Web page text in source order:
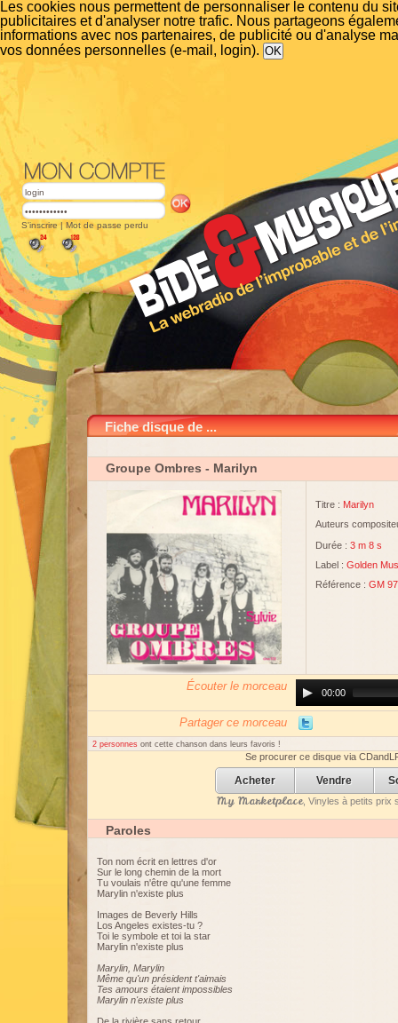
Les cookies nous permettent de personnaliser le contenu du
publicitaires et d'analyser notre trafic. Nous partageons
informations avec nos partenaires, de publicité ou d'analyse
vos données personnelles (e-mail, login).
S'inscrire | Mot de passe perdu
Fiche disque de ...
Groupe Ombres - Marilyn
Titre : Marilyn
Auteurs
Durée : 3 m 8 s
Label : Golden
Référence : GM
Écouter le morceau
Player00:00
Partager ce morceau
2 personnes ont cette chanson dans leurs favoris !
Se procurer ce disque via
Acheter Vendre
My Marketplace, Vinyles à petits prix
Paroles
Ton nom écrit en lettres d'or
Sur le long chemin de la mort
Tu voulais n'être qu'une femme
Marylin n'existe plus
Images de Beverly Hills
Los Angeles existes-tu ?
Toi le symbole et toi la star
Marylin n'existe plus
Marylin, Marylin
Même qu'un président t'aimais
Tes amours étaient impossibles
Marylin n'existe plus